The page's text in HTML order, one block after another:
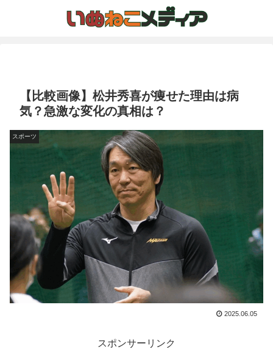
【比較画像】松井秀喜が痩せた理由は病
気？急激な変化の真相は？
スポーツ
2025.06.05
スポンサーリンク